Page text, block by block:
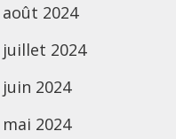
août 2024
juillet 2024
juin 2024
mai 2024